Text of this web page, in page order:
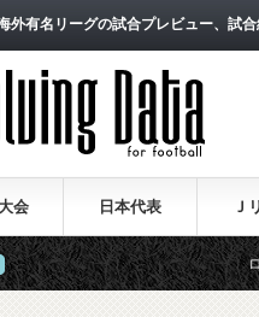
外有名リーグの試合プレビュー、試
会 日本代表 Ｊ
ロシアW杯日